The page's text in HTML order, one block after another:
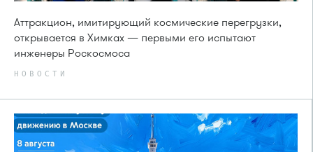
Аттракцион, имитирующий космические перегрузки,
открывается в Химках — первыми его испытают
инженеры Роскосмоса
НОВОСТИ